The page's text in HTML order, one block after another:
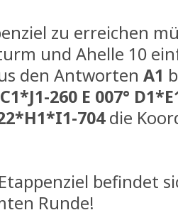
zu erreichen
und Ahelle 10
den Antworten A1
260 E 007°
704die
befindet
Runde!